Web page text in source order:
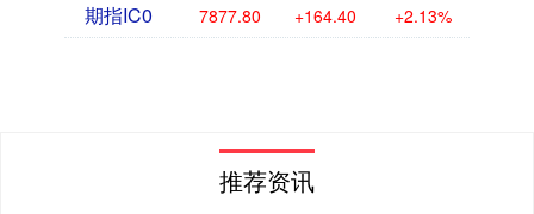
期指IC0 7877.80 +164.40 +2.13%
推荐资讯